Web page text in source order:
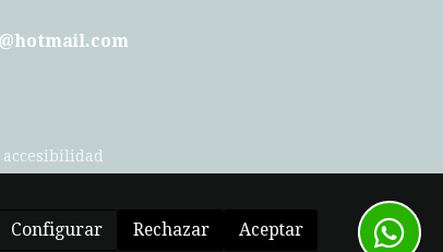
accesibilidad
Configurar Rechazar Aceptar